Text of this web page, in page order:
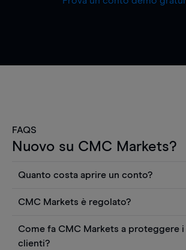
FAQS
Nuovo su CMC Markets?
Quanto costa aprire un conto?
Puoi anche visualizzare gratuitamente i
utilizzare strumenti come grafici,
o rapporti quantitativi sui titoli azionari
CMC Markets è regolato?
regolamentato dall'Autorità federale
Come fa CMC Markets a proteggere
clienti?